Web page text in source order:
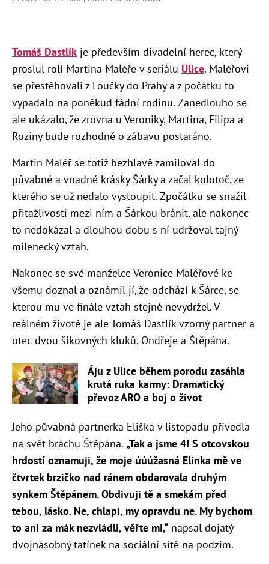
Tomáš Dastlík je především divadelní herec, který
proslul rolí Martina Maléře v seriálu Ulice. Maléřovi
se přestěhovali z Loučky do Prahy a z počátku to
vypadalo na poněkud fádní rodinu. Zanedlouho se
ale ukázalo, že zrovna u Veroniky, Martina, Filipa a
Roziny bude rozhodně o zábavu postaráno.
Martin Maléř se totiž bezhlavě zamiloval do
půvabné a vnadné krásky Šárky a začal kolotoč, ze
kterého se už nedalo vystoupit. Zpočátku se snažil
přitažlivosti mezi ním a Šárkou bránit, ale nakonec
to nedokázal a dlouhou dobu s ní udržoval tajný
milenecký vztah.
Nakonec se své manželce Veronice Maléřové ke
všemu doznal a oznámil jí, že odchází k Šárce, se
kterou mu ve finále vztah stejně nevydržel. V
reálném životě je ale Tomáš Dastlík vzorný partner a
otec dvou šikovných kluků, Ondřeje a Štěpána.
Áju z Ulice během porodu zasáhla
krutá ruka karmy: Dramatický
převoz ARO a boj o život
Jeho půvabná partnerka Eliška v listopadu přivedla
na svět bráchu Štěpána. „Tak a jsme 4! S otcovskou
hrdostí oznamuji, že moje úúúžasná Elinka mě ve
čtvrtek brzičko nad ránem obdarovala druhým
synkem Štěpánem. Obdivuji tě a smekám před
tebou, lásko. Ne, chlapi, my opravdu ne. My bychom
to ani za mák nezvládli, věřte mi,“ napsal dojatý
dvojnásobný tatínek na sociální sítě na podzim.